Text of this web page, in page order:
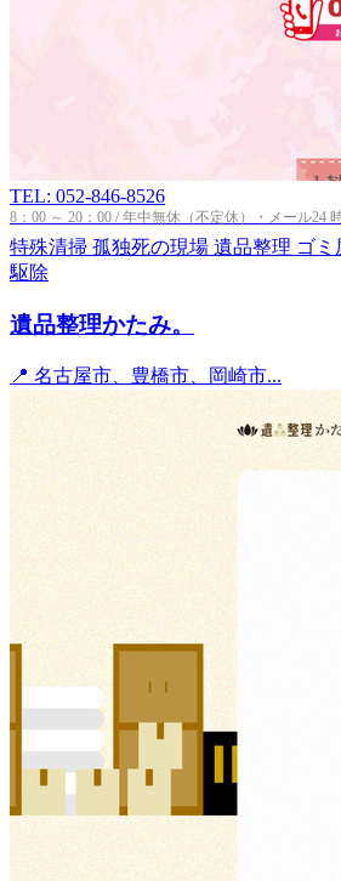
TEL: 052-846-8526
8：00 ～ 20：00 / 年中無休（不定休）・メール24
特殊清掃 孤独死の現場 遺品整理 ゴミ
駆除
遺品整理かたみ。
📍 名古屋市、豊橋市、岡崎市...